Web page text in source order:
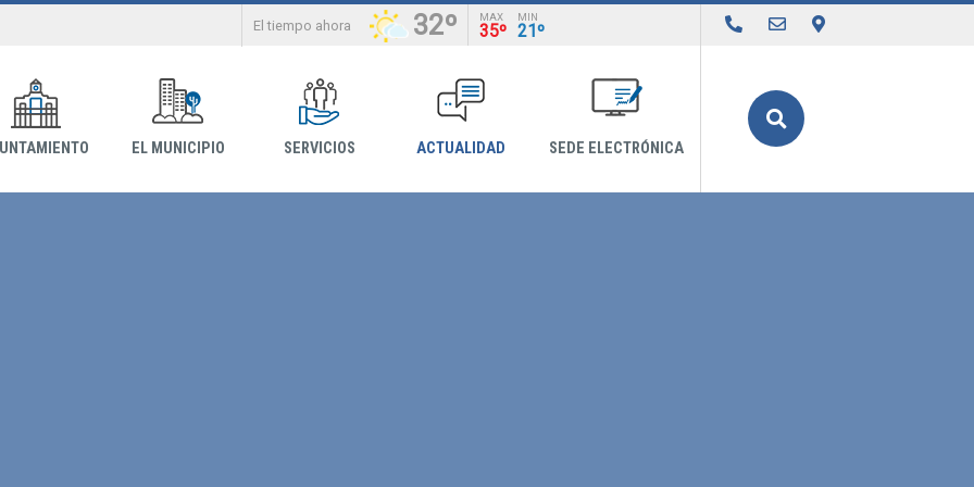
El tiempo ahora 32º MAX
35º
MIN
21º
EL MUNICIPIO SERVICIOS ACTUALIDAD SEDE ELECTRÓNICA